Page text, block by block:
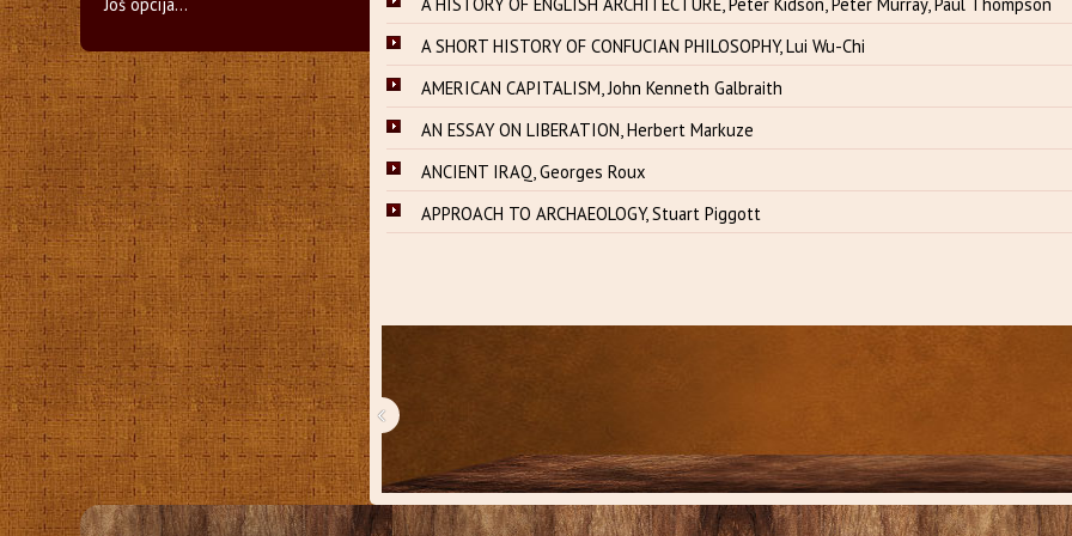
A SHORT HISTORY OF CONFUCIAN PHILOSOPHY, Lui Wu-Chi
AMERICAN CAPITALISM, John Kenneth Galbraith
AN ESSAY ON LIBERATION, Herbert Markuze
ANCIENT IRAQ, Georges Roux
APPROACH TO ARCHAEOLOGY, Stuart Piggott
‹